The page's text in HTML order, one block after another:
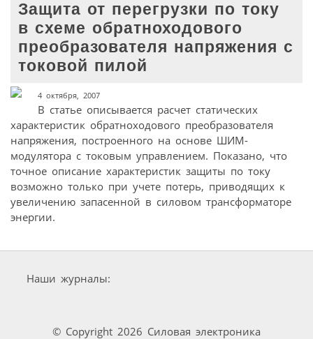
Защита от перегрузки по току
в схеме обратноходового
преобразователя напряжения с
токовой пилой
4 октября, 2007
В статье описывается расчет статических
характеристик обратноходового преобразователя
напряжения, построенного на основе ШИМ-
модулятора с токовым управлением. Показано, что
точное описание характеристик защиты по току
возможно только при учете потерь, приводящих к
увеличению запасенной в силовом трансформаторе
энергии.
Наши журналы:
© Copyright 2026 Силовая электроника